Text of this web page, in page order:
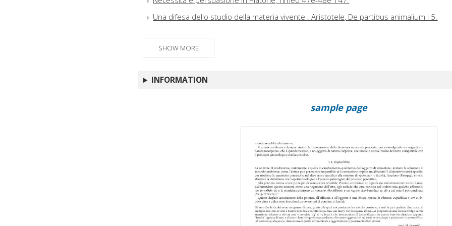
Una difesa dello studio della materia vivente : Aristotele, De partibus animalium I 5.
SHOW MORE
INFORMATION
sample page